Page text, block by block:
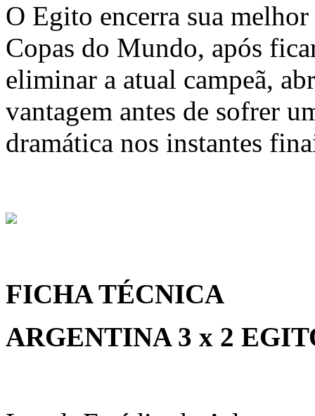
O Egito encerra sua melhor
Copas do Mundo, após
eliminar a atual campeã,
vantagem antes de sofrer
dramática nos instantes
FICHA TÉCNICA
ARGENTINA 3 x 2